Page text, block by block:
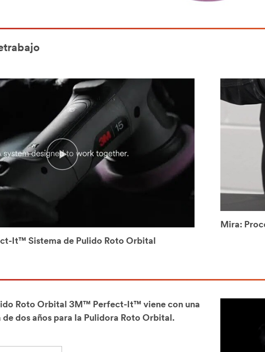
It™ Sistema de Pulido Roto Orbital
Mira:
Roto Orbital 3M™ Perfect-It™ viene con una
dos años para la Pulidora Roto Orbital.